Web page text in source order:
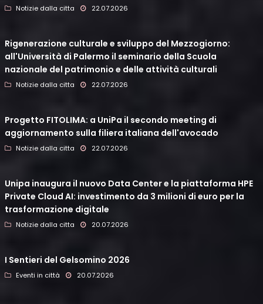
Notizie dalla citta 22.07.2026
Rigenerazione culturale e sviluppo del Mezzogiorno:
all'Università di Palermo il seminario della Scuola
nazionale del patrimonio e delle attività culturali
Notizie dalla citta 22.07.2026
Progetto FITOLIMA: a UniPa il secondo meeting di
aggiornamento sulla filiera italiana dell'avocado
Notizie dalla citta 22.07.2026
Unipa inaugura il nuovo Data Center e la piattaforma HPE
Private Cloud AI: investimento da 3 milioni di euro per la
trasformazione digitale
Notizie dalla citta 20.07.2026
I Sentieri del Gelsomino 2026
Eventi in città 20.07.2026